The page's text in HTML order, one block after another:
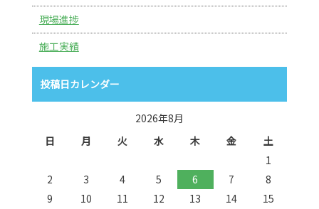
現場進捗
施工実績
投稿日カレンダー
2026年8月
日
月 火 水 木 金 土
1
2
3 4 5 6 7
8
9
10 11 12 13 14
15